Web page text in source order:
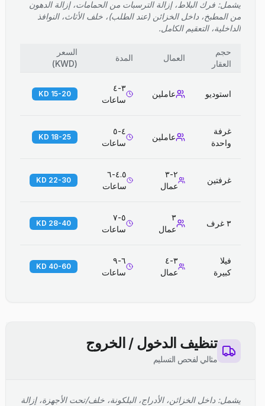
يشمل: فرك البلاط، إزالة الترسبات من الحمامات، إزالة الدهون
من المطبخ، داخل الخزائن (عند الطلب)، خلف الأثاث، النوافذ
الداخلية، التعقيم الكامل.
حجم
العقار
العمال المدة
السعر
(
KWD
)
استوديو عاملين
٣-٤
ساعات
15-20 KD
غرفة
واحدة
عاملين
٤-٥
ساعات
18-25 KD
غرفتين
٢-٣
عمال
٤.٥-٦
ساعات
22-30 KD
٣ غرف
٣
عمال
٥-٧
ساعات
28-40 KD
فيلا
كبيرة
٣-٤
عمال
٦-٩
ساعات
40-60 KD
تنظيف الدخول / الخروج
مثالي لفحص التسليم
يشمل: داخل الخزائن، الأدراج، البلكونة، خلف/تحت الأجهزة، إزالة